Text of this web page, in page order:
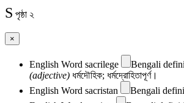
S পৃষ্ঠা ২
×
English Word sacrilege Bengali
(adjective) ধর্মদৌহিক; ধর্মদ্রোহিতাপূর্ণ।
English Word sacristan Bengali